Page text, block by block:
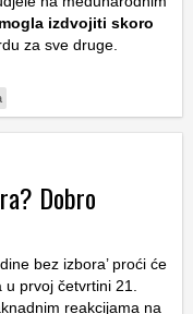
izdvojiti skoro
za sve druge.
Dobro
bez izbora’ proći će
prvoj četvrtini 21.
reakcijama na